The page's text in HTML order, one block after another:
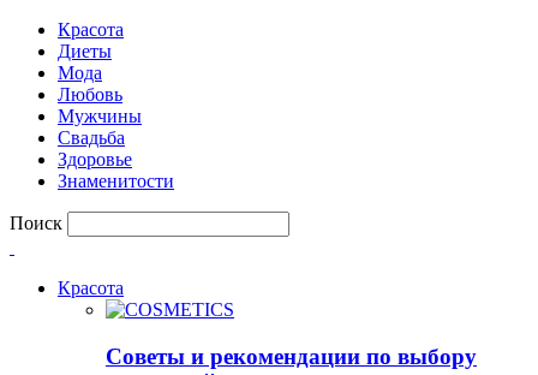
Красота
Диеты
Мода
Любовь
Мужчины
Свадьба
Здоровье
Знаменитости
Поиск
Красота
Советы и рекомендации по выбору